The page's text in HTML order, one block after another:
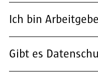
Ich bin
Gibt es